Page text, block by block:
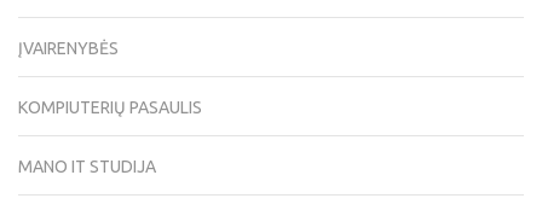
ĮVAIRENYBĖS
KOMPIUTERIŲ PASAULIS
MANO IT STUDIJA